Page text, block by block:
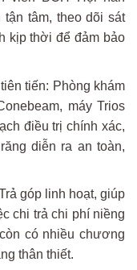
tâm, theo dõi sát
kịp thời để đảm bảo
tiến: Phòng khám
máy Trios
điều trị chính xác,
diễn ra an toàn,
góp linh hoạt, giúp
chi trả chi phí niềng
có nhiều chương
thân thiết.